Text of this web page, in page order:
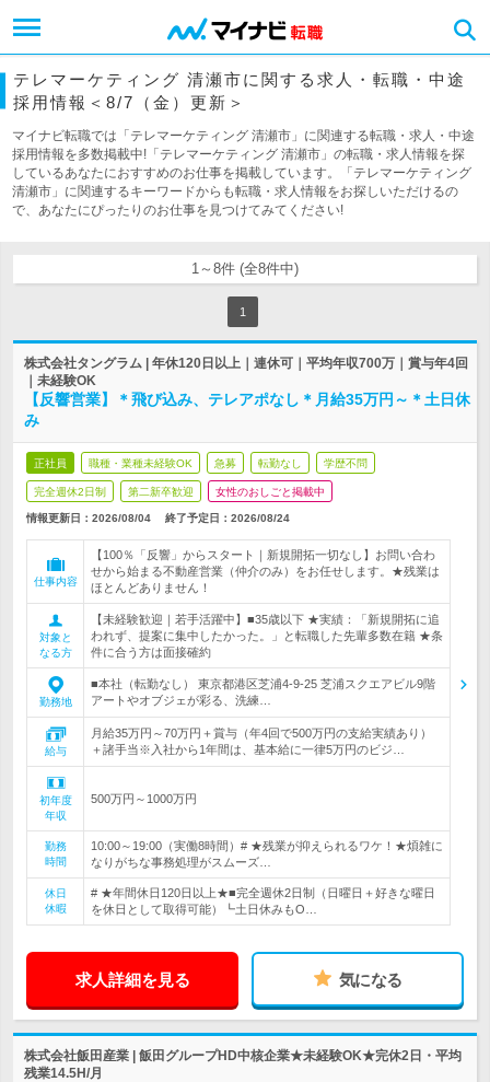
テレマーケティング 清瀬市に関する求人・転職・中途
採用情報＜8/7（金）更新＞
マイナビ転職では「テレマーケティング 清瀬市」に関連する転職・求人・中途
採用情報を多数掲載中!「テレマーケティング 清瀬市」の転職・求人情報を探
しているあなたにおすすめのお仕事を掲載しています。「テレマーケティング
清瀬市」に関連するキーワードからも転職・求人情報をお探しいただけるの
で、あなたにぴったりのお仕事を見つけてみてください!
1～8件 (全8件中)
1
株式会社タングラム | 年休120日以上｜連休可｜平均年収700万｜賞与年4回
｜未経験OK
【反響営業】＊飛び込み、テレアポなし＊月給35万円～＊土日休
み
正社員 職種・業種未経験OK 急募 転勤なし 学歴不問
完全週休2日制 第二新卒歓迎 女性のおしごと掲載中
情報更新日：2026/08/04 終了予定日： 2026/08/24
仕事内容
【100％「反響」からスタート｜新規開拓一切なし】お問い合わ
せから始まる不動産営業（仲介のみ）をお任せします。★残業は
ほとんどありません！
対象と
なる方
【未経験歓迎｜若手活躍中】■35歳以下 ★実績：「新規開拓に追
われず、提案に集中したかった。」と転職した先輩多数在籍 ★条
件に合う方は面接確約
勤務地
■本社（転勤なし） 東京都港区芝浦4-9-25 芝浦スクエアビル9階
アートやオブジェが彩る、洗練…
給与
月給35万円～70万円＋賞与（年4回で500万円の支給実績あり）
＋諸手当※入社から1年間は、基本給に一律5万円のビジ…
初年度
年収
500万円～1000万円
勤務
時間
10:00～19:00（実働8時間）# ★残業が抑えられるワケ！★煩雑に
なりがちな事務処理がスムーズ…
休日
休暇
# ★年間休日120日以上★■完全週休2日制（日曜日＋好きな曜日
を休日として取得可能）┗土日休みもO…
求人詳細を見る 気になる
株式会社飯田産業 | 飯田グループHD中核企業★未経験OK★完休2日・平均
残業14.5H/月